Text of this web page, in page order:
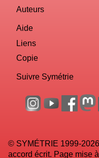
Auteurs
Aide
Liens
Copie
Suivre Symétrie
© SYMÉTRIE 1999-
accord écrit. Page mise